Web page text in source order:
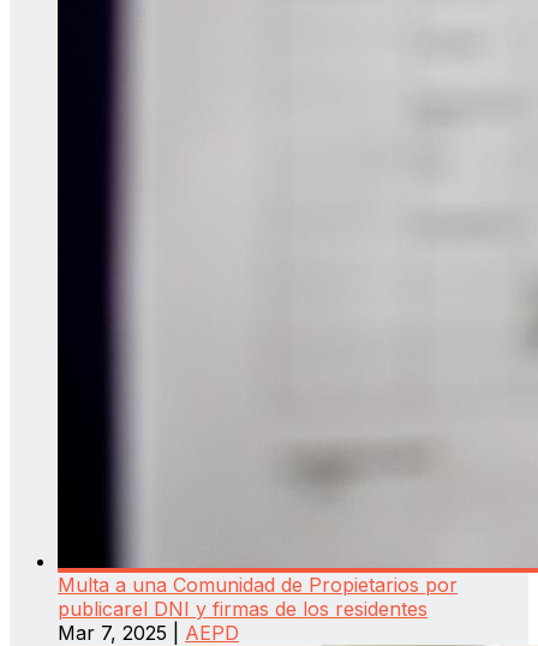
Multa a una Comunidad de Propietarios por
publicarel DNI y firmas de los residentes
Mar 7, 2025
AEPD